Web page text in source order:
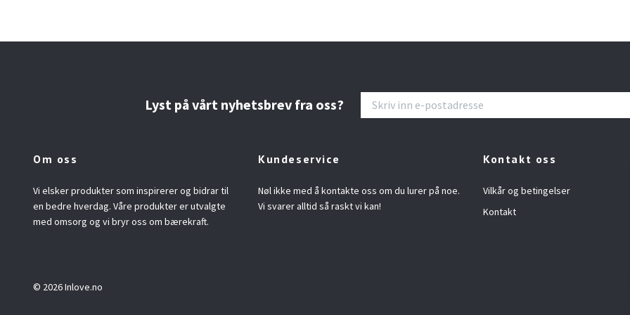
Lyst på vårt nyhetsbrev fra oss?
Om oss
Vi elsker produkter som inspirerer og bidrar til
en bedre hverdag. Våre produkter er utvalgte
med omsorg og vi bryr oss om bærekraft.
Kundeservice
Nøl ikke med å kontakte oss om du lurer på noe.
Vi svarer alltid så raskt vi kan!
Kontakt oss
Vilkår og betingelser
Kontakt
© 2026 Inlove.no